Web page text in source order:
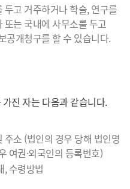
고 거주하거나 학술, 연구를
는 국내에 사무소를 두고
공개청구를 할 수 있습니다.
진 자는 다음과 같습니다.
주소 (법인의 경우 당해 법인명
여권·외국인의 등록번호)
, 수령방법